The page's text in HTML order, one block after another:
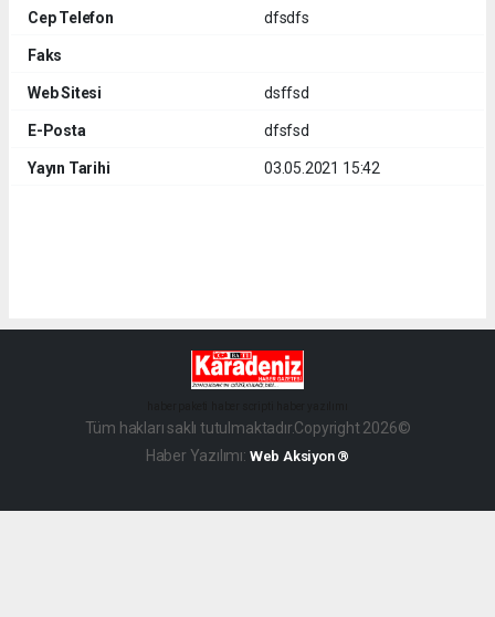
Cep Telefon dfsdfs
Faks
Web Sitesi dsffsd
E-Posta dfsfsd
Yayın Tarihi 03.05.2021 15:42
Tüm hakları saklı tutulmaktadır.Copyright 2026©
Haber Yazılımı: Web Aksiyon ®